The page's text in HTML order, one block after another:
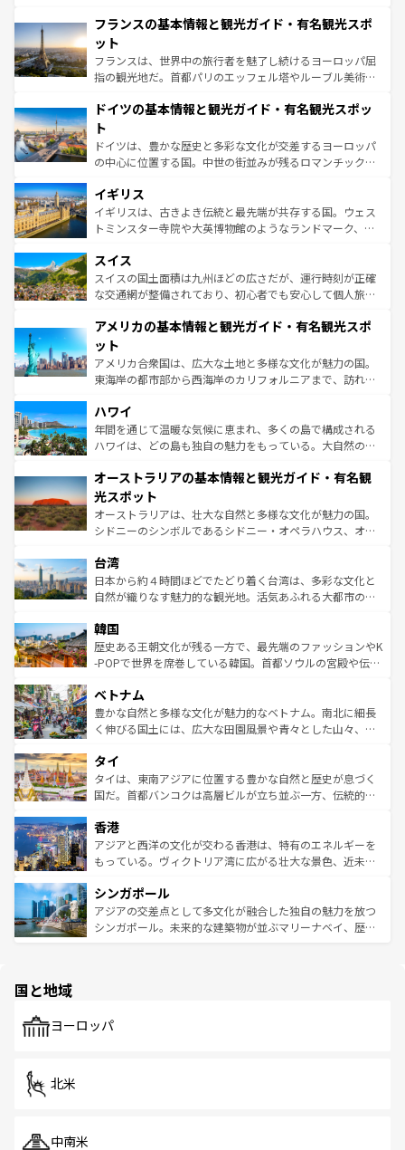
なお、新着のイタリア情報はコンテンツ一覧を参照してほ
しい。
文化が根付くこの国では、情熱的なフラメンコ、熱気あふ
れる闘牛、そして美味しいタパスが生活の一部となってい
る。首都マドリードの洗練された雰囲気や、バルセロナの
アートに溢れた街角から、地方では古代ローマ遺跡や中世
せる。地方によって風土や気候が異なるスペインはその個
ンテンツ一覧 を参照してほしい。
フランスの基本情報と観光ガイド・有名観光スポ
ット
フランスは、世界中の旅行者を魅了し続けるヨーロッパ屈
指の観光地だ。首都パリのエッフェル塔やルーブル美術館
で、幅広い魅力が詰まっている。華麗な宮殿、歴史的な大
聖堂、美しいビーチ、そして豊かな自然が、訪れる者を心
から魅了する。また、フランスは美食の国としても知ら
れ、フランス料理はユネスコ無形文化遺産にも登録されて
香り高いラベンダー畑など、多彩な楽しみ方が可能だ。さ
らに、パリ以外の地域にも魅力が溢れており、どの街角に
も豊かな歴史と文化が息づいている。パリ以外の個性あふ
を参照してほしい。
ドイツの基本情報と観光ガイド・有名観光スポッ
ト
ドイツは、豊かな歴史と多彩な文化が交差するヨーロッパ
の中心に位置する国。中世の街並みが残るロマンチック街
顔を持つこの国は、どこを歩いても飽きることがない。ベ
ルリンの文化的活気、バイエルン州のアルプスの絶景、そ
してライン川沿いのワイン畑といった風景は必見。ビール
は、お酒好きな人にはぜひ体験してほしい。 なお、新着の
ドイツ情報はコンテンツ一覧を参照してほしい。
イギリス
イギリスは、古きよき伝統と最先端が共存する国。ウェス
トミンスター寺院や大英博物館のようなランドマーク、歴
リアごとに異なる魅力がある。また、優雅なアフタヌーン
ティー、ビール好きにはたまらない英国パブ、サッカー観
戦など、本場だからこそできる体験も豊富。イギリスを旅
ンツ一覧を参照してほしい。
スイス
スイスの国土面積は九州ほどの広さだが、運行時刻が正確
な交通網が整備されており、初心者でも安心して個人旅行
の建物がそのまま残る町や、スイスならではのユニークな
博物館もあり、アルプス観光だけでなく町歩きも満喫する
ことができる。国民の所得が高いため物価も高いが、旅行
者向けの交通パス提供のサービスもあり、うまく活用すれ
着のスイス情報は
アメリカの基本情報と観光ガイド・有名観光スポ
ット
アメリカ合衆国は、広大な土地と多様な文化が魅力の国。
東海岸の都市部から西海岸のカリフォルニアまで、訪れる
のような巨大都市は、観光、ショッピング、エンターテイ
ンメントが詰まった刺激的なスポットだ。一方、アメリカ
西部には大自然が広がり、グランドキャニオンやイエロー
部のニューオーリンズでは、音楽と美食が融合した独特の
文化が魅力。旅行者はアメリカの各地域で異なる魅力を楽
しみながら、その多様性と豊かな歴史を感じることができ
るだろう。車でのロードトリップや列車の旅も、アメリカ
情報は
ハワイ
年間を通じて温暖な気候に恵まれ、多くの島で構成される
ハワイは、どの島も独自の魅力をもっている。大自然の神
ワイ島は見逃せない。また、定番の観光地といえばオアフ
島だが、静かな自然を求めるならマウイ島やカウアイ島が
おすすめ。エメラルドグリーンに輝く海をはじめ、豊かな
文化や歴史が息づいている。「アロハスピリット」と呼ば
人々、おいしいローカルフードやハワイアンミュージッ
ク、伝統的なフラダンスなど、すべてがハワイの魅力を彩
っている。訪れるたびに新しい発見と感動が待っているハ
はコンテンツ一覧
オーストラリアの基本情報と観光ガイド・有名観
光スポット
オーストラリアは、壮大な自然と多様な文化が魅力の国。
シドニーのシンボルであるシドニー・オペラハウス、オー
リアリーフや大陸中央部にそびえるウルル（エアーズロッ
ク）、タスマニアの美しい原生林やケアンズの熱帯雨林な
ど、見どころがたくさん。また、カフェやワイン、オージ
いる。アクティビティも充実しており、サーフィンやダイ
ビング、ハイキングなど、アウトドア好きにはたまらな
い。オーストラリアの多彩な魅力を存分に味わいつくそ
参照してほしい。
台湾
日本から約４時間ほどでたどり着く台湾は、多彩な文化と
自然が織りなす魅力的な観光地。活気あふれる大都市の台
ン）、静ひつな山岳地帯である台湾東部など、都市の喧騒
と山間の静けさが共存しており、訪れる人に新しい発見と
驚きをもたらしてくれる。また、奥深い台湾の食文化も魅
容にもいいと評判のスイーツなど、バラエティ豊かな料理
が味わえる。 なお、新着の台湾情報は コンテンツ一覧を参
照してほしい。
韓国
歴史ある王朝文化が残る一方で、最先端のファッションやK
-POPで世界を席巻している韓国。首都ソウルの宮殿や伝統
き、地方に足を延ばせば四季折々の自然美を楽しむことが
できる。そして、キムチや焼肉、絶品のストリートフード
まで、さまざまな韓国料理が待っている。夜には、韓国な
リティに包まれながら、韓国の多彩な魅力を心ゆくまで味
わってみてほしい。 なお、新着の韓国情報はコンテンツ一
覧を参照してほしい。
ベトナム
豊かな自然と多様な文化が魅力的なベトナム。南北に細長
く伸びる国土には、広大な田園風景や青々とした山々、世
急速な発展と共に伝統が息づく。ハノイの古い町並みやホ
ーチミン市のフランス統治時代の建物も、独特の雰囲気を
醸し出している。また、バラエティの豊かさとおいしさで
とつ。フォーやバインミー、ベトナムコーヒーなどは、ぜ
ひ現地で味わいたい。どの地域を訪れてもあたたかい人々
が旅行者を迎えてくれるので、きっと忘れられない旅にな
参照してほしい。
タイ
タイは、東南アジアに位置する豊かな自然と歴史が息づく
国だ。首都バンコクは高層ビルが立ち並ぶ一方、伝統的な
の活気が交差している。北部ではチェンマイなどの山岳地
帯で自然と触れ合い、南部ではプーケットやクラビの美し
いビーチでリゾート気分を楽しむことができる。タイ料理
激する。気候は一年中温暖で、どの季節にも異なる楽しみ
が待っている。親しみやすいタイの人々、仏教を中心とし
た文化、そして多様な観光資源が、訪れる旅人を魅了し続
香港
アジアと西洋の文化が交わる香港は、特有のエネルギーを
もっている。ヴィクトリア湾に広がる壮大な景色、近未来
み、どこを訪れても感動するはず。観光スポットが密集し
ており、効率よく見どころを回れるのも魅力。息をのむよ
うな絶景から文化的な体験まで、香港を存分に楽しみ尽く
シンガポール
アジアの交差点として多文化が融合した独自の魅力を放つ
シンガポール。未来的な建築物が並ぶマリーナベイ、歴史
で、ホーカーズは地元の風情を楽しめる外せないスポット
国と地域
ヨーロッパ
北米
中南米